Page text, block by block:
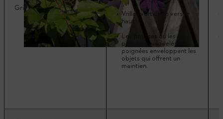
Grimpantes à vrilles
Vrilles verticales vers le
haut.
Les pousses ou les
pétioles remodelés en
poignées enveloppent les
objets qui offrent un
maintien.